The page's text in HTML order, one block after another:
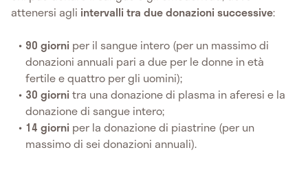
attenersi agli intervalli tra due donazioni successive:
90 giorni per il sangue intero (per un massimo di
donazioni annuali pari a due per le donne in età
fertile e quattro per gli uomini);
30 giornitra una donazione di plasma in aferesi e la
donazione di sangue intero;
14 giorni per la donazione di piastrine (per un
massimo di sei donazioni annuali).